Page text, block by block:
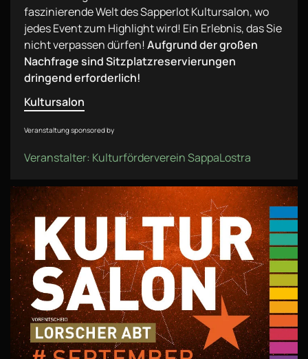
faszinierende Welt des Sapperlot Kultursalon, wo
jedes Event zum Highlight wird! Ein Erlebnis, das Sie
nicht verpassen dürfen! Aufgrund der großen
Nachfrage sind Sitzplatzreservierungen
dringend erforderlich!
Kultursalon
Veranstaltung sponsored by
Veranstalter: Kulturförderverein SappaLostra